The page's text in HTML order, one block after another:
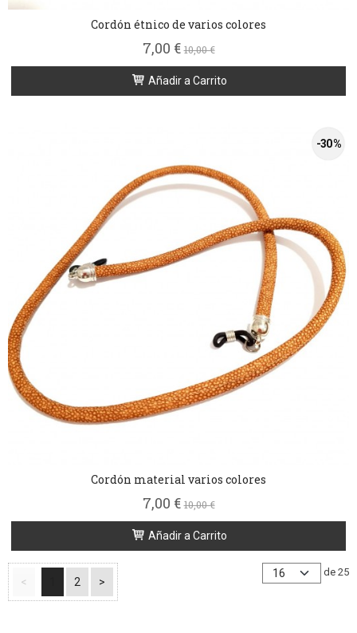
Cordón étnico de varios colores
7,00 €10,00 €
Añadir a Carrito
-30 %
Cordón material varios colores
7,00 €10,00 €
Añadir a Carrito
< 2 >
de 25